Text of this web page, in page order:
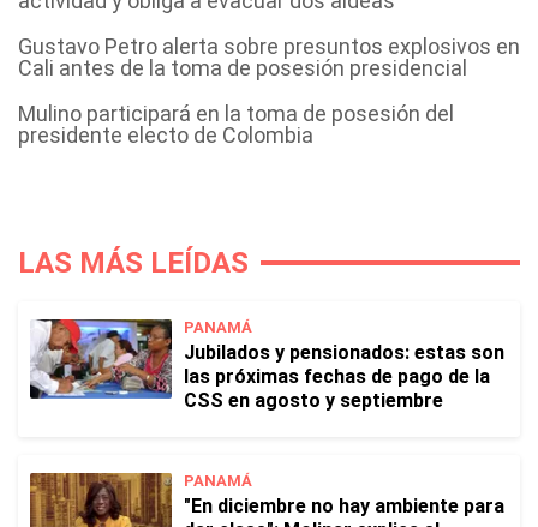
Gustavo Petro alerta sobre presuntos explosivos en
Cali antes de la toma de posesión presidencial
Mulino participará en la toma de posesión del
presidente electo de Colombia
LAS MÁS LEÍDAS
PANAMÁ
Jubilados y pensionados: estas son
las próximas fechas de pago de la
CSS en agosto y septiembre
PANAMÁ
"En diciembre no hay ambiente para